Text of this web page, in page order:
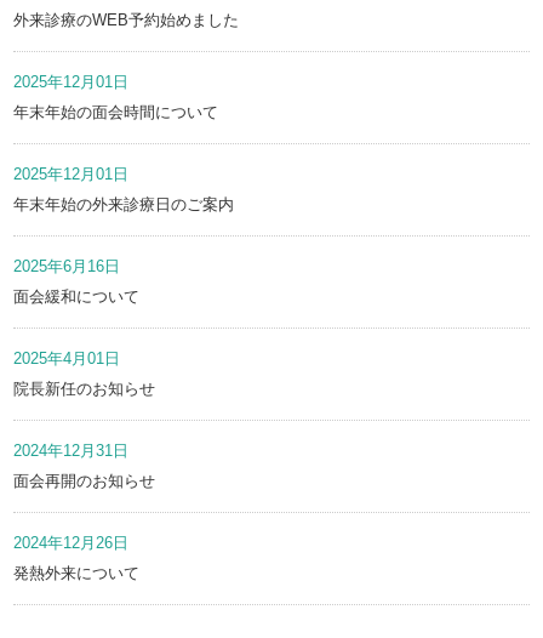
外来診療のWEB予約始めました
2025年12月01日
年末年始の面会時間について
2025年12月01日
年末年始の外来診療日のご案内
2025年6月16日
面会緩和について
2025年4月01日
院長新任のお知らせ
2024年12月31日
面会再開のお知らせ
2024年12月26日
発熱外来について